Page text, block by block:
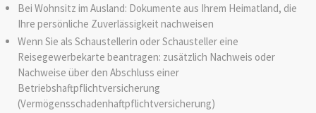
Bei Wohnsitz im Ausland: Dokumente aus Ihrem Heimatland, die
Ihre persönliche Zuverlässigkeit nachweisen
Wenn Sie als Schaustellerin oder Schausteller eine
Reisegewerbekarte beantragen: zusätzlich Nachweis oder
Nachweise über den Abschluss einer
Betriebshaftpflichtversicherung
(Vermögensschadenhaftpflichtversicherung)